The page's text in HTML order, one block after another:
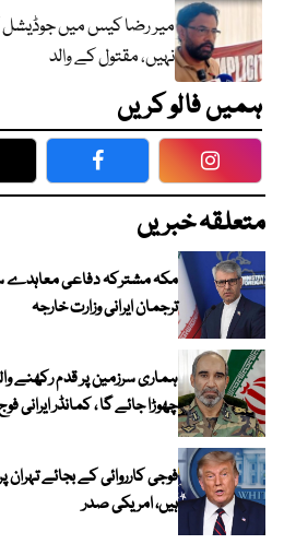
میر رضا کیس میں جوڈیشل
نہیں، مقتول کے والد
ہمیں فالو کریں
Facebook
متعلقہ خبریں
مکہ مشترکہ دفاعی معاہدے
ترجمان ایرانی وزارت خارجہ
ہماری سرزمین پر قدم رکھنے
چھوڑا جائے گا ، کمانڈر ایرانی
فوجی کارروائی کے بجائے
ہیں، امریکی صدر